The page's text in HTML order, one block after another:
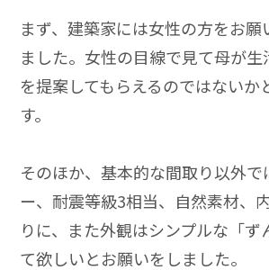
まず、建築家には女性の方をお願
ました。女性の目線で見て母が
を提案してもらえるのではないか
す。
そのほか、基本的な間取り以外で
ー、耐震等級3相当、自然素材、
りに、また外観はシンプルな「ず
て欲しいとお願いをしました。